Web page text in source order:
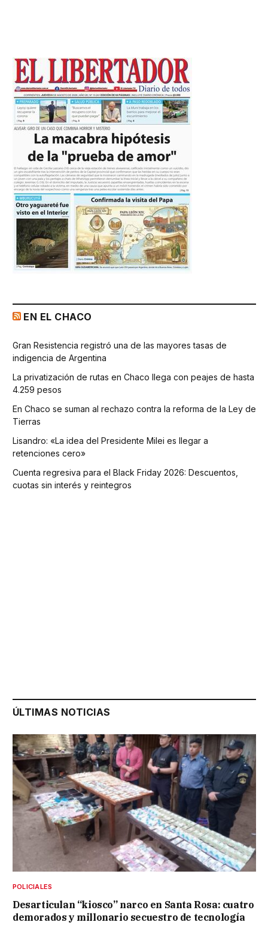
EN EL CHACO
Gran Resistencia registró una de las mayores tasas de
indigencia de Argentina
La privatización de rutas en Chaco llega con peajes de hasta
4.259 pesos
En Chaco se suman al rechazo contra la reforma de la Ley de
Tierras
Lisandro: «La idea del Presidente Milei es llegar a
retenciones cero»
Cuenta regresiva para el Black Friday 2026: Descuentos,
cuotas sin interés y reintegros
ÚLTIMAS NOTICIAS
POLICIALES
Desarticulan “kiosco” narco en Santa Rosa: cuatro
demorados y millonario secuestro de tecnología